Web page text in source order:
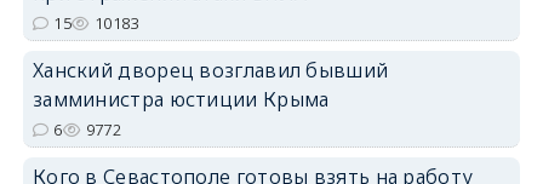
15 10183
Ханский дворец возглавил бывший
замминистра юстиции Крыма
6 9772
Кого в Севастополе готовы взять на работу